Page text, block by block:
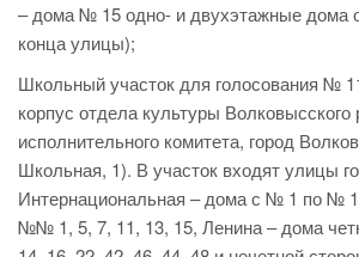
– дома № 15 одно- и двухэтажные
конца улицы);
Школьный участок для голосования №
корпус отдела культуры Волковысского
исполнительного комитета, город
Школьная, 1). В участок входят улицы
Интернациональная – дома с № 1 по №
№№ 1, 5, 7, 11, 13, 15, Ленина – дома